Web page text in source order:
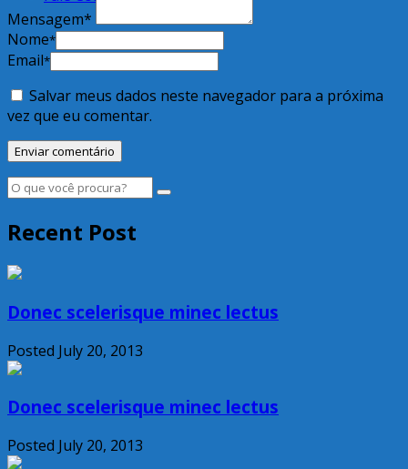
Mensagem*
Nome*
Email*
Salvar meus dados neste navegador para a próxima
vez que eu comentar.
Recent Post
Donec scelerisque minec lectus
Posted July 20, 2013
Donec scelerisque minec lectus
Posted July 20, 2013